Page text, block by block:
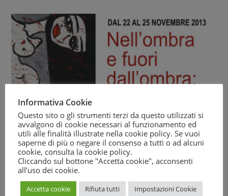
In occasione della Giornata Mondiale contro la violenza
sulle donne, ilMovimento Difesa del Cittadino di Modica
insieme ad altre associazioni del territorio, organizza tre
Informativa Cookie
Questo sito o gli strumenti terzi da questo utilizzati si
avvalgono di cookie necessari al funzionamento ed
utili alle finalità illustrate nella cookie policy. Se vuoi
saperne di più o negare il consenso a tutti o ad alcuni
cookie, consulta la cookie policy.
Cliccando sul bottone "Accetta cookie", acconsenti
all’uso dei cookie.
Accetta cookie Rifiuta tutti Impostazioni Cookie